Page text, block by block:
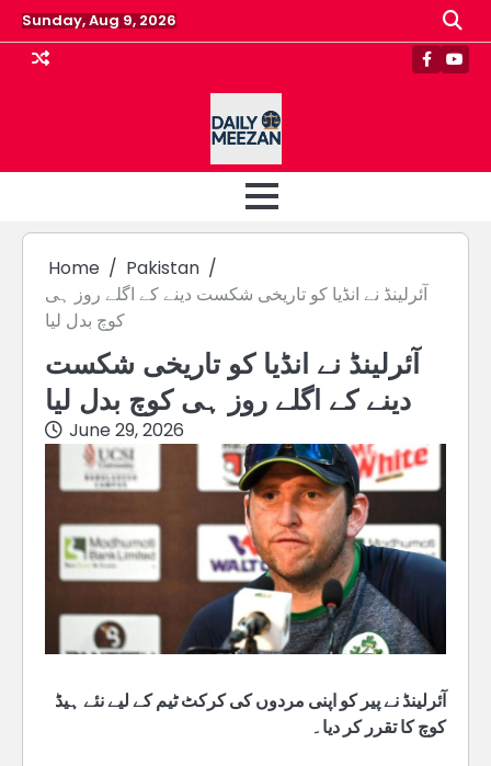
Skip
to
content
Sunday, Aug 9, 2026
Home
Pakistan
آئرلینڈ نے انڈیا کو تاریخی شکست دینے کے اگلے روز ہی
کوچ بدل لیا
آئرلینڈ نے انڈیا کو تاریخی شکست
دینے کے اگلے روز ہی کوچ بدل لیا
June 29, 2026
آئرلینڈ نے پیر کو اپنی مردوں کی کرکٹ ٹیم کے لیے نئے ہیڈ
کوچ کا تقرر کر دیا۔